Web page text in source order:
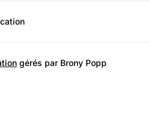
gérés par Brony Popp